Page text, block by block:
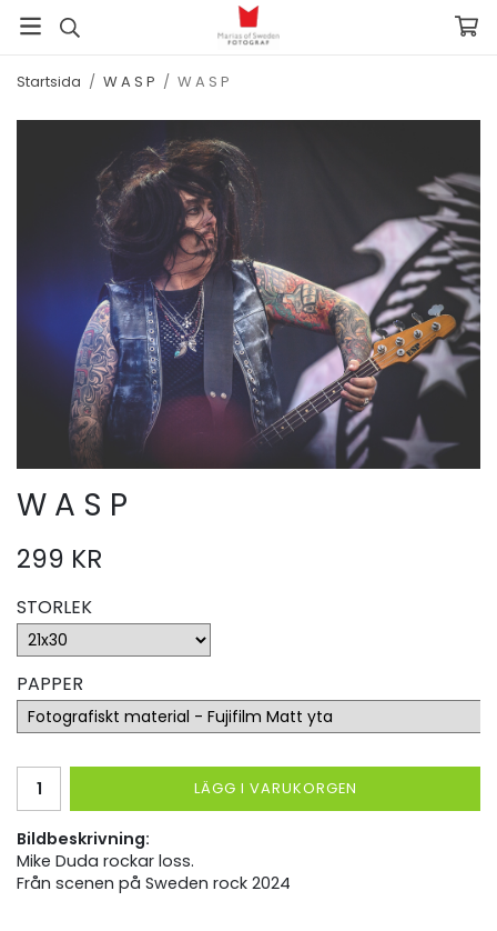
Startsida / W A S P / W A S P
W A S P
299 KR
STORLEK
PAPPER
LÄGG I VARUKORGEN
Bildbeskrivning:
Mike Duda rockar loss.
Från scenen på Sweden rock 2024